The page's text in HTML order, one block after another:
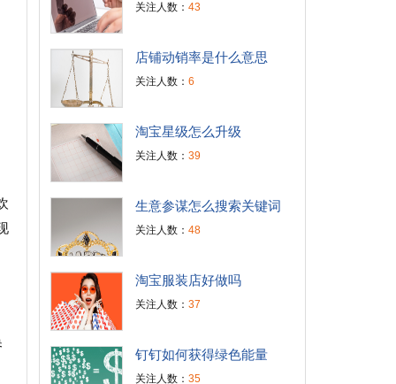
关注人数： 43
店铺动销率是什么意思
关注人数： 6
淘宝星级怎么升级
关注人数： 39
生意参谋怎么搜索关键词
关注人数： 48
淘宝服装店好做吗
关注人数： 37
钉钉如何获得绿色能量
关注人数： 35